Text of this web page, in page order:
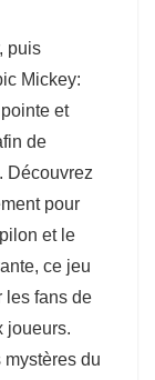
puis
Mickey:
et
de
Découvrez
pour
et le
ce jeu
les fans de
joueurs.
du